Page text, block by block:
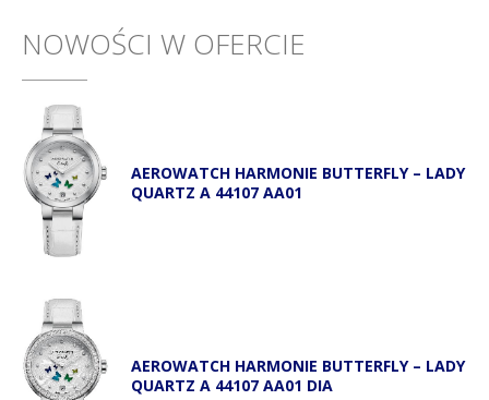
NOWOŚCI W OFERCIE
AEROWATCH HARMONIE BUTTERFLY – LADY
QUARTZ A 44107 AA01
AEROWATCH HARMONIE BUTTERFLY – LADY
QUARTZ A 44107 AA01 DIA